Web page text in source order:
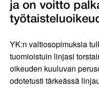
ja on voitto
YK:n valtiosopimuksia
tuomioistuin linjasi
oikeuden kuuluvan
odotetusti tärkeässä